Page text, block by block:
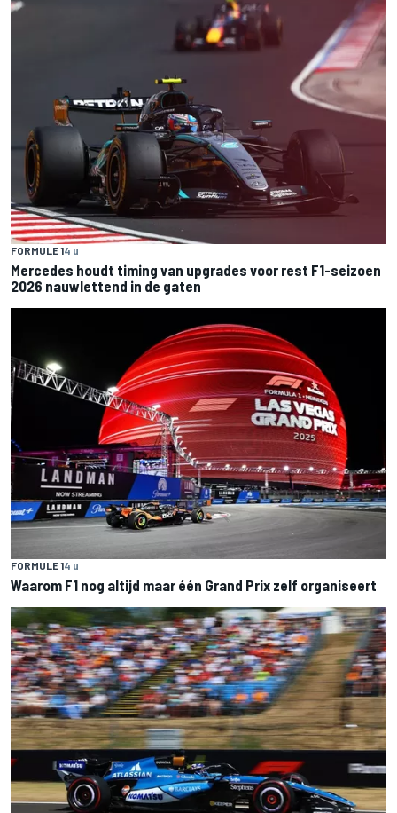
FORMULE 14 u
Mercedes houdt timing van upgrades voor rest F1-seizoen
2026 nauwlettend in de gaten
FORMULE 14 u
Waarom F1 nog altijd maar één Grand Prix zelf organiseert